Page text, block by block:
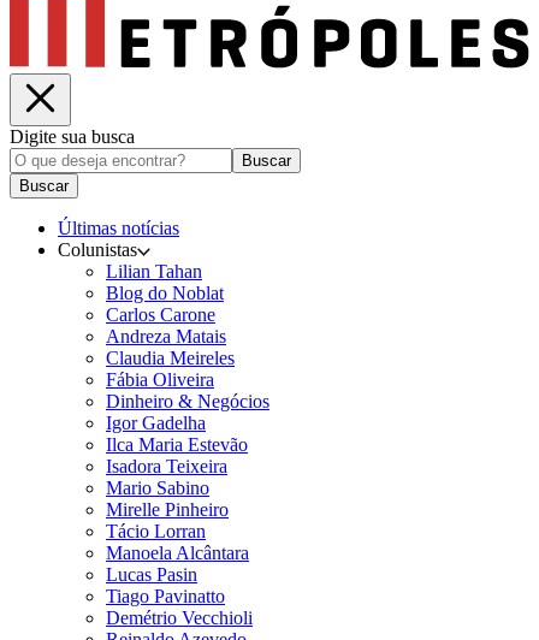
Digite sua busca
Buscar
Buscar
Últimas notícias
Colunistas
Lilian Tahan
Blog do Noblat
Carlos Carone
Andreza Matais
Claudia Meireles
Fábia Oliveira
Dinheiro & Negócios
Igor Gadelha
Ilca Maria Estevão
Isadora Teixeira
Mario Sabino
Mirelle Pinheiro
Tácio Lorran
Manoela Alcântara
Lucas Pasin
Tiago Pavinatto
Demétrio Vecchioli